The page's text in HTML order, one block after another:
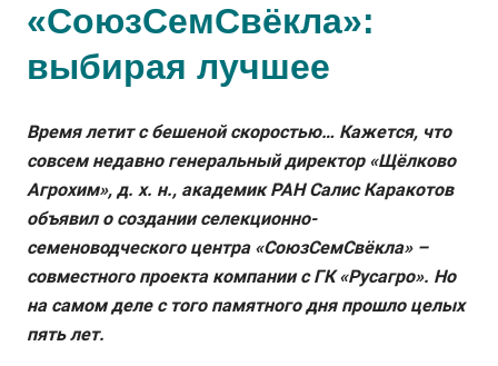
«СоюзСемСвёкла»:
выбирая лучшее
Время летит с бешеной скоростью… Кажется, что
совсем недавно генеральный директор «Щёлково
Агрохим», д. х. н., академик РАН Салис Каракотов
объявил о создании селекционно-
семеноводческого центра «СоюзСемСвёкла» –
совместного проекта компании с ГК «Русагро». Но
на самом деле с того памятного дня прошло целых
пять лет.